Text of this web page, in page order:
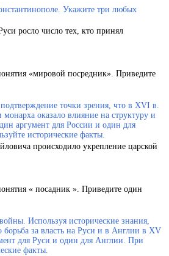
Укажите три любых
росло число тех, кто принял
«мировой посредник». Приведите
точки зрения, что в XVI в.
оказало влияние на структуру и
аргумент для России и один для
исторические факты.
происходило укрепление царской
« посадник ». Приведите один
Используя исторические знания,
за власть на Руси и в Англии в XV
для Руси и один для Англии. При
факты.